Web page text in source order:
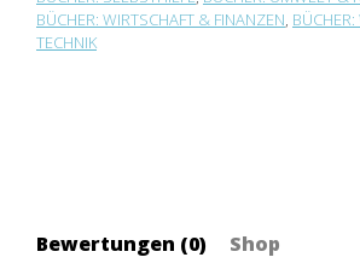
BÜCHER: WIRTSCHAFT & FINANZEN,
TECHNIK
Bewertungen (0) Shop